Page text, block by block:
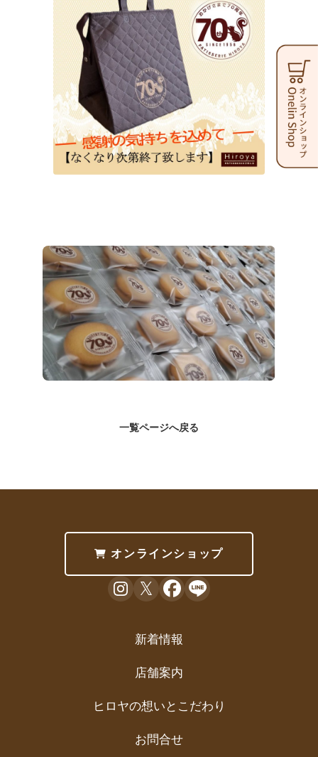
一覧ページへ戻る
オンラインショップ
新着情報
店舗案内
ヒロヤの想いとこだわり
お問合せ